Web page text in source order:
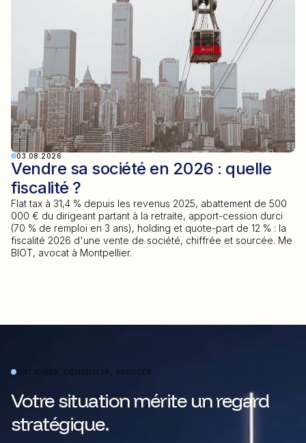
03.08.2026
Vendre sa société en 2026 : quelle
fiscalité ?
Flat tax à 31,4 % depuis les revenus 2025, abattement de 500
000 € du dirigeant partant à la retraite, apport-cession durci
(70 % de remploi en 3 ans), holding et quote-part de 12 % : la
fiscalité 2026 d'une vente de société, chiffrée et sourcée. Me
BIOT, avocat à Montpellier.
ANTICIPER, CONSEILLER, AVANCER
Votre situation mérite un regard
stratégique.